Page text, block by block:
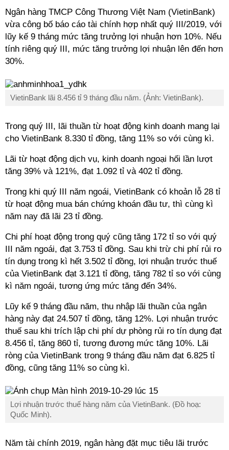
Ngân hàng TMCP Công Thương Việt Nam (VietinBank)
vừa công bố báo cáo tài chính hợp nhất quý III/2019, với
lũy kế 9 tháng mức tăng trưởng lợi nhuận hơn 10%. Nếu
tính riêng quý III, mức tăng trưởng lợi nhuận lên đến hơn
30%.
VietinBank lãi 8.456 tỉ 9 tháng đầu năm. (Ảnh: VietinBank).
Trong quý III, lãi thuần từ hoạt động kinh doanh mang lại
cho VietinBank 8.330 tỉ đồng, tăng 11% so với cùng kì.
Lãi từ hoạt động dịch vụ, kinh doanh ngoại hối lần lượt
tăng 39% và 121%, đạt 1.092 tỉ và 402 tỉ đồng.
Trong khi quý III năm ngoái, VietinBank có khoản lỗ 28 tỉ
từ hoạt động mua bán chứng khoán đầu tư, thì cùng kì
năm nay đã lãi 23 tỉ đồng.
Chi phí hoạt động trong quý cũng tăng 172 tỉ so với quý
III năm ngoái, đạt 3.753 tỉ đồng. Sau khi trừ chi phí rủi ro
tín dụng trong kì hết 3.502 tỉ đồng, lợi nhuận trước thuế
của VietinBank đạt 3.121 tỉ đồng, tăng 782 tỉ so với cùng
kì năm ngoái, tương ứng mức tăng đến 34%.
Lũy kế 9 tháng đầu năm, thu nhập lãi thuần của ngân
hàng này đạt 24.507 tỉ đồng, tăng 12%. Lợi nhuận trước
thuế sau khi trích lập chi phí dự phòng rủi ro tín dụng đạt
8.456 tỉ, tăng 860 tỉ, tương đương mức tăng 10%. Lãi
ròng của VietinBank trong 9 tháng đầu năm đạt 6.825 tỉ
đồng, cũng tăng 11% so cùng kì.
Lợi nhuận trước thuế hàng năm của VietinBank. (Đồ hoạ:
Quốc Minh).
Năm tài chính 2019, ngân hàng đặt mục tiêu lãi trước